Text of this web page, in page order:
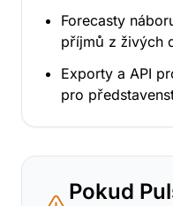
Forecasty
příjmů z živých
Exporty a API
pro
Pokud